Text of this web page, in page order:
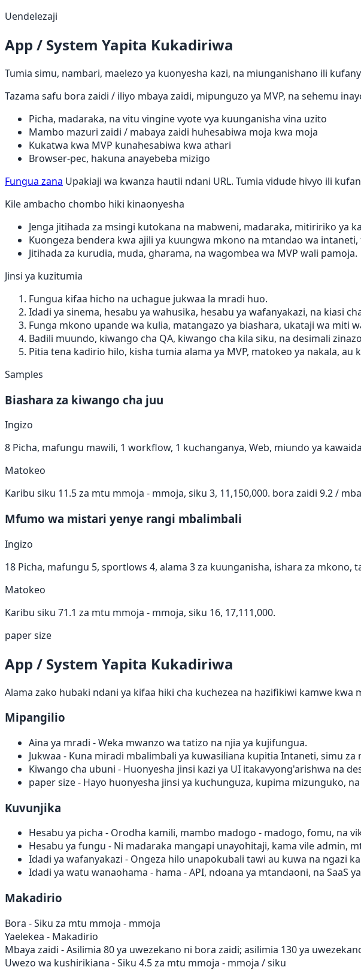
Uendelezaji
App / System Yapita Kukadiriwa
Tumia simu, nambari, maelezo ya kuonyesha kazi, na miunganishano ili
Tazama safu bora zaidi / iliyo mbaya zaidi, mipunguzo ya MVP, na sehemu
Picha, madaraka, na vitu vingine vyote vya kuunganisha vina uzito
Mambo mazuri zaidi / mabaya zaidi huhesabiwa moja kwa moja
Kukatwa kwa MVP kunahesabiwa kwa athari
Browser-pec, hakuna anayebeba mizigo
Fungua zana Upakiaji wa kwanza hautii ndani URL. Tumia vidude hivyo ili
Kile ambacho chombo hiki kinaonyesha
Jenga jitihada za msingi kutokana na mabweni, madaraka, mitiririko ya
Kuongeza bendera kwa ajili ya kuungwa mkono na mtandao wa
Jitihada za kurudia, muda, gharama, na wagombea wa MVP wali pamoja.
Jinsi ya kuzitumia
Fungua kifaa hicho na uchague jukwaa la mradi huo.
Idadi ya sinema, hesabu ya wahusika, hesabu ya wafanyakazi, na kiasi
Funga mkono upande wa kulia, matangazo ya biashara, ukataji wa miti
Badili muundo, kiwango cha QA, kiwango cha kila siku, na desimali
Pitia tena kadirio hilo, kisha tumia alama ya MVP, matokeo ya nakala, au
Samples
Biashara za kiwango cha juu
Ingizo
8 Picha, mafungu mawili, 1 workflow, 1 kuchanganya, Web, miundo ya
Matokeo
Karibu siku 11.5 za mtu mmoja - mmoja, siku 3, 11,150,000. bora zaidi 9.2 /
Mfumo wa mistari yenye rangi mbalimbali
Ingizo
18 Picha, mafungu 5, sportlows 4, alama 3 za kuunganisha, ishara za
Matokeo
Karibu siku 71.1 za mtu mmoja - mmoja, siku 16, 17,111,000.
paper size
App / System Yapita Kukadiriwa
Alama zako hubaki ndani ya kifaa hiki cha kuchezea na hazifikiwi kamwe kwa
Mipangilio
Aina ya mradi - Weka mwanzo wa tatizo na njia ya kujifungua.
Jukwaa - Kuna miradi mbalimbali ya kuwasiliana kupitia Intaneti, simu za
Kiwango cha ubuni - Huonyesha jinsi kazi ya UI itakavyong'arishwa na
paper size- Hayo huonyesha jinsi ya kuchunguza, kupima mizunguko,
Kuvunjika
Hesabu ya picha - Orodha kamili, mambo madogo - madogo, fomu, na
Hesabu ya fungu - Ni madaraka mangapi unayohitaji, kama vile admin,
Idadi ya wafanyakazi - Ongeza hilo unapokubali tawi au kuwa na ngazi
Idadi ya watu wanaohama - hama - API, ndoana ya mtandaoni, na SaaS
Makadirio
Bora - Siku za mtu mmoja - mmoja
Yaelekea - Makadirio
Mbaya zaidi - Asilimia 80 ya uwezekano ni bora zaidi; asilimia 130 ya
Uwezo wa kushirikiana - Siku 4.5 za mtu mmoja - mmoja / siku